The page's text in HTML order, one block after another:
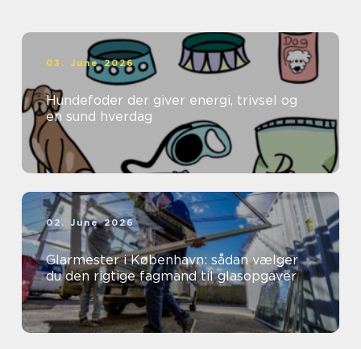
03. June 2026
Hundefoder der giver energi, trivsel og
en sund hverdag
02. June 2026
Glarmester i København: sådan vælger
du den rigtige fagmand til glasopgaver